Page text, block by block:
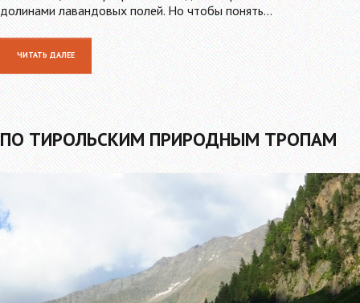
долинами лавандовых полей. Но чтобы понять…
ЧИТАТЬ ДАЛЕЕ
ПО ТИРОЛЬСКИМ ПРИРОДНЫМ ТРОПАМ